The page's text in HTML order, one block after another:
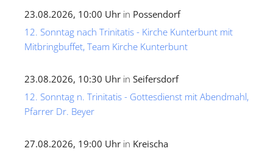
23.08.2026, 10:00 Uhr in Possendorf
12. Sonntag nach Trinitatis - Kirche Kunterbunt mit
Mitbringbuffet, Team Kirche Kunterbunt
23.08.2026, 10:30 Uhr in Seifersdorf
12. Sonntag n. Trinitatis - Gottesdienst mit Abendmahl,
Pfarrer Dr. Beyer
27.08.2026, 19:00 Uhr in Kreischa